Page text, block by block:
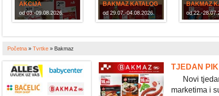
AKCIJA
od 03.-09.08.2026.
BAKMAZ KATALOG
od 29.07.-04.08.2026.
BAKMAZ
od 22.-
Početna » Tvrtke » Bakmaz
TJEDAN
Novi tjedan
marketima i